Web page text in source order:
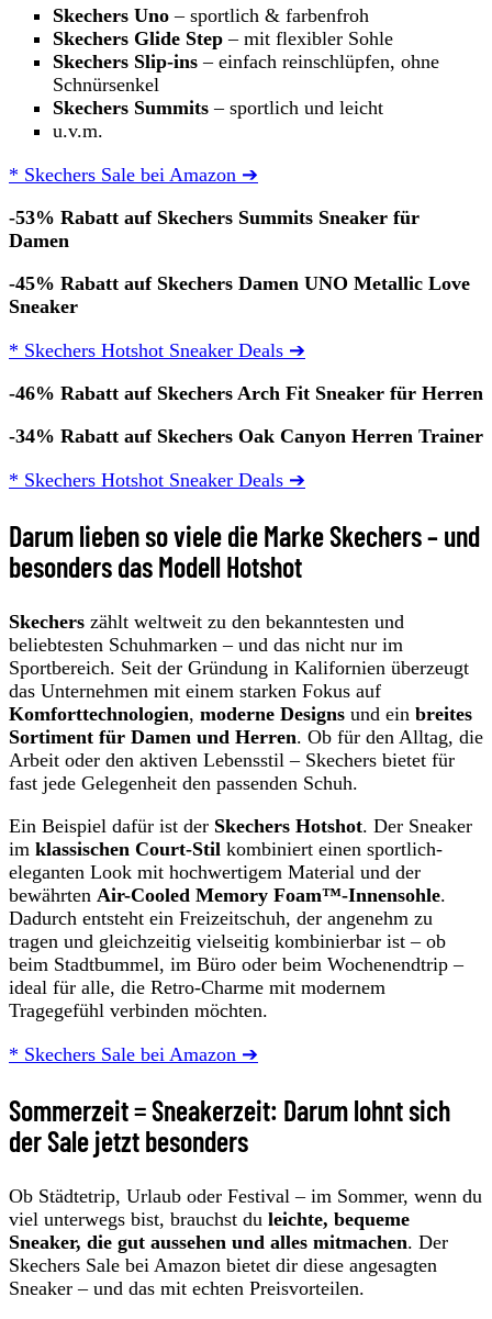
Skechers Uno – sportlich & farbenfroh
Skechers Glide Step – mit flexibler Sohle
Skechers Slip-ins – einfach reinschlüpfen, ohne
Schnürsenkel
Skechers Summits – sportlich und leicht
u.v.m.
* Skechers Sale bei Amazon ➔
-53% Rabatt auf Skechers Summits Sneaker für
Damen
-45% Rabatt auf Skechers Damen UNO Metallic Love
Sneaker
* Skechers Hotshot Sneaker Deals ➔
-46% Rabatt auf Skechers Arch Fit Sneaker für Herren
-34% Rabatt auf Skechers Oak Canyon Herren Trainer
* Skechers Hotshot Sneaker Deals ➔
Darum lieben so viele die Marke Skechers – und
besonders das Modell Hotshot
Skechers zählt weltweit zu den bekanntesten und
beliebtesten Schuhmarken – und das nicht nur im
Sportbereich. Seit der Gründung in Kalifornien überzeugt
das Unternehmen mit einem starken Fokus auf
Komforttechnologien, moderne Designs und ein breites
Sortiment für Damen und Herren. Ob für den Alltag, die
Arbeit oder den aktiven Lebensstil – Skechers bietet für
fast jede Gelegenheit den passenden Schuh.
Ein Beispiel dafür ist der Skechers Hotshot. Der Sneaker
im klassischen Court-Stil kombiniert einen sportlich-
eleganten Look mit hochwertigem Material und der
bewährten Air-Cooled Memory Foam™-Innensohle.
Dadurch entsteht ein Freizeitschuh, der angenehm zu
tragen und gleichzeitig vielseitig kombinierbar ist – ob
beim Stadtbummel, im Büro oder beim Wochenendtrip –
ideal für alle, die Retro-Charme mit modernem
Tragegefühl verbinden möchten.
* Skechers Sale bei Amazon ➔
Sommerzeit = Sneakerzeit: Darum lohnt sich
der Sale jetzt besonders
Ob Städtetrip, Urlaub oder Festival – im Sommer, wenn du
viel unterwegs bist, brauchst du leichte, bequeme
Sneaker, die gut aussehen und alles mitmachen. Der
Skechers Sale bei Amazon bietet dir diese angesagten
Sneaker – und das mit echten Preisvorteilen.